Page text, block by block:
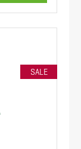
SALE